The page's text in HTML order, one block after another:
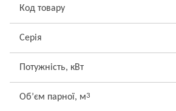
Код товару
Серія
Потужність, кВт
Об’єм парної, м3